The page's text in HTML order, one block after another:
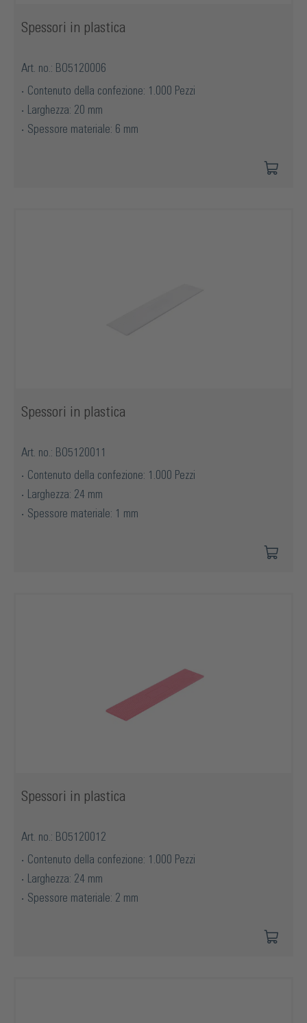
Spessori in plastica
Art. no.: BO5120006
Contenuto della confezione: 1.000 Pezzi
Larghezza: 20 mm
Spessore materiale: 6 mm
Spessori in plastica
Art. no.: BO5120011
Contenuto della confezione: 1.000 Pezzi
Larghezza: 24 mm
Spessore materiale: 1 mm
Spessori in plastica
Art. no.: BO5120012
Contenuto della confezione: 1.000 Pezzi
Larghezza: 24 mm
Spessore materiale: 2 mm